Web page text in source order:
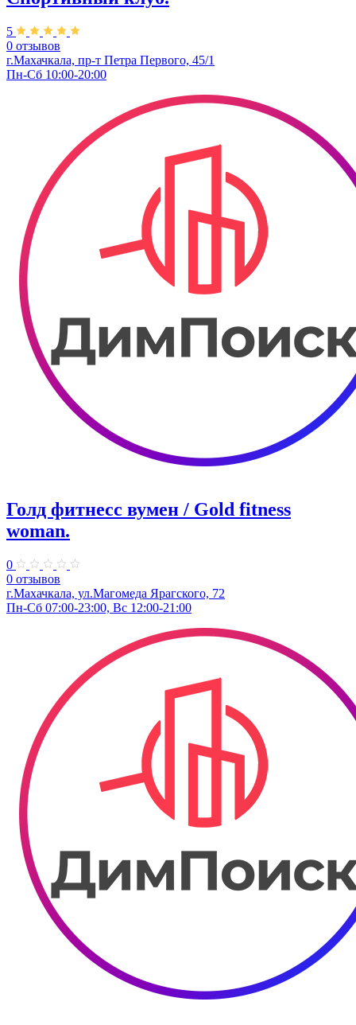
5
0 отзывов
г.Махачкала, пр-т Петра Первого, 45/1
Пн-Сб 10:00-20:00
Голд фитнесс вумен / Gold fitness
woman.
0
0 отзывов
г.Махачкала, ул.Магомеда Ярагского, 72
Пн-Сб 07:00-23:00, Вс 12:00-21:00